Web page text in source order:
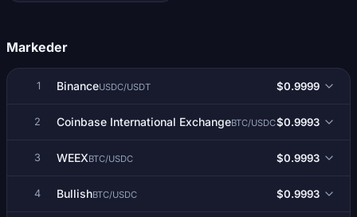
Markeder
1 BinanceUSDC/USDT $0.9999
2 Coinbase International ExchangeBTC/USDC$0.9993
3 WEEXBTC/USDC $0.9993
4 BullishBTC/USDC $0.9993